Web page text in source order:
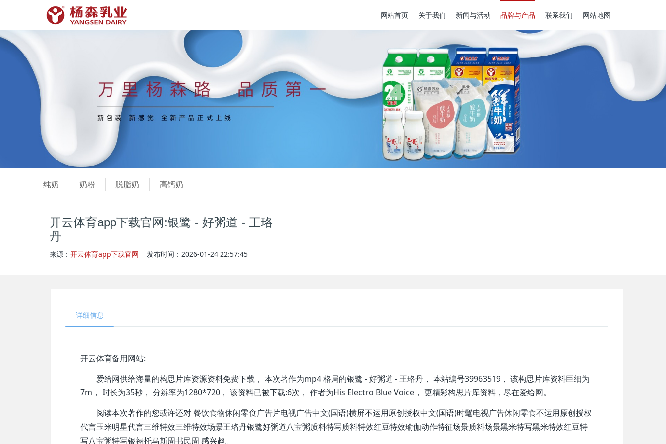
网站首页 关于我们 新闻与活动 品牌与产品 联系我们 网站地图
纯奶 奶粉 脱脂奶 高钙奶
开云体育app下载官网:银鹭 - 好粥道 - 王珞
丹
来源：开云体育app下载官网 发布时间：2026-01-24 22:57:45
详细信息
开云体育备用网站:
爱给网供给海量的构思片库资源资料免费下载， 本次著作为mp4 格局的银鹭 - 好粥道 - 王珞丹， 本站编号39963519， 该构思片库资料巨细为
7m， 时长为35秒， 分辨率为1280*720， 该资料已被下载:6次， 作者为His Electro Blue Voice， 更精彩构思片库资料，尽在爱给网。
阅读本次著作的您或许还对 餐饮食物休闲零食广告片电视广告中文(国语)横屏不运用原创授权中文(国语)时髦电视广告休闲零食不运用原创授权
代言玉米明星代言三维特效三维特效场景王珞丹银鹭好粥道八宝粥质料特写质料特效红豆特效瑜伽动作特征场景质料场景黑米特写黑米特效红豆特
写八宝粥特写银禄托马斯周书民周 感兴趣。